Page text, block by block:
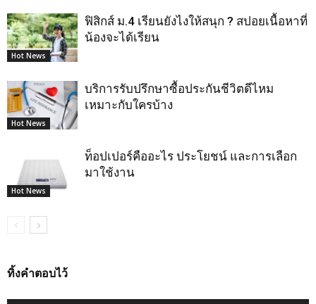
Hot News
ฟิสิกส์ ม.4 เรียนยังไงให้สนุก ? สปอยเนื้อหาที่
น้องจะได้เรียน
Hot News
บริการรับปรึกษาซื้อประกันชีวิตดีไหม
เหมาะกับใครบ้าง
Hot News
ท็อปเปอร์คืออะไร ประโยชน์ และการเลือก
มาใช้งาน
ทิ้งคำตอบไว้